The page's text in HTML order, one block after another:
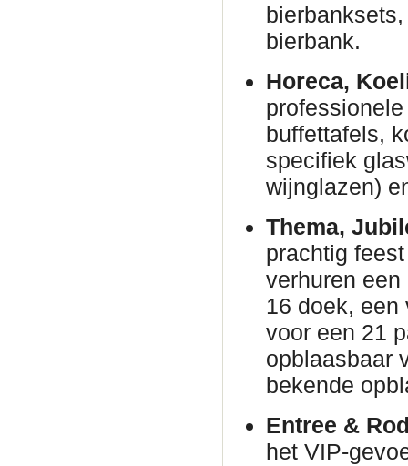
bierbank.
Horeca,
buffettafels,
specifiek
wijnglazen)
Thema,
prachtig
verhuren
16 doek, een
voor een 21
opblaasbaar
bekende
Entree &
het VIP-